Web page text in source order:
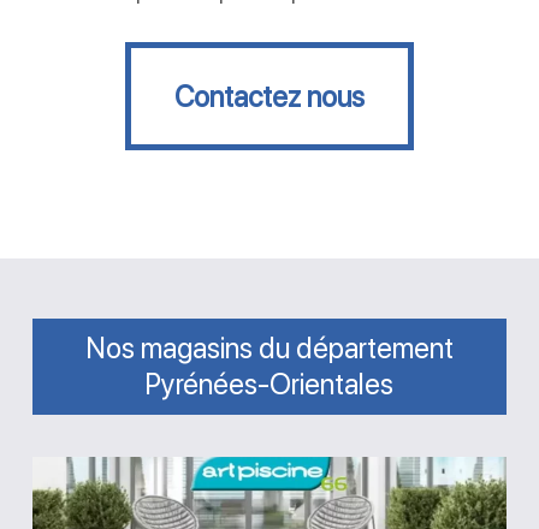
Contactez nous
Contactez nous
Nos magasins du département
Pyrénées-Orientales
Magasin
Art